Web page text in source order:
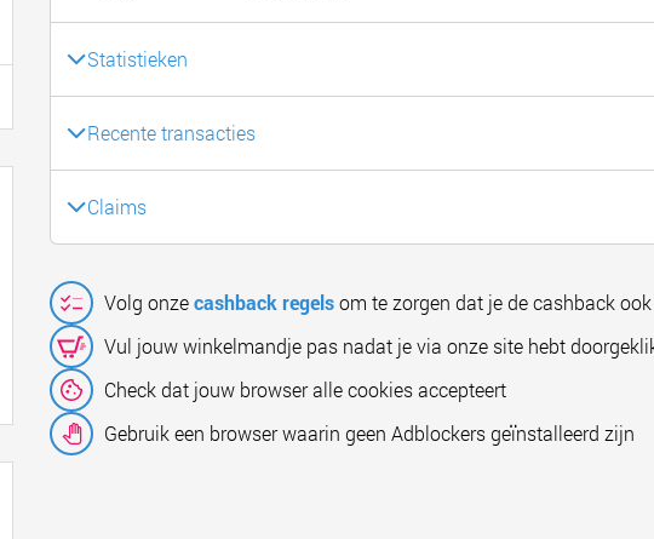
Statistieken
Recente transacties
Claims
Volg onzecashback regelsom te zorgen dat je de cashback
Vul jouw winkelmandje pas nadat je via onze site hebt
Check dat jouw browser alle cookies accepteert
Gebruik een browser waarin geen Adblockers geïnstalleerd zijn